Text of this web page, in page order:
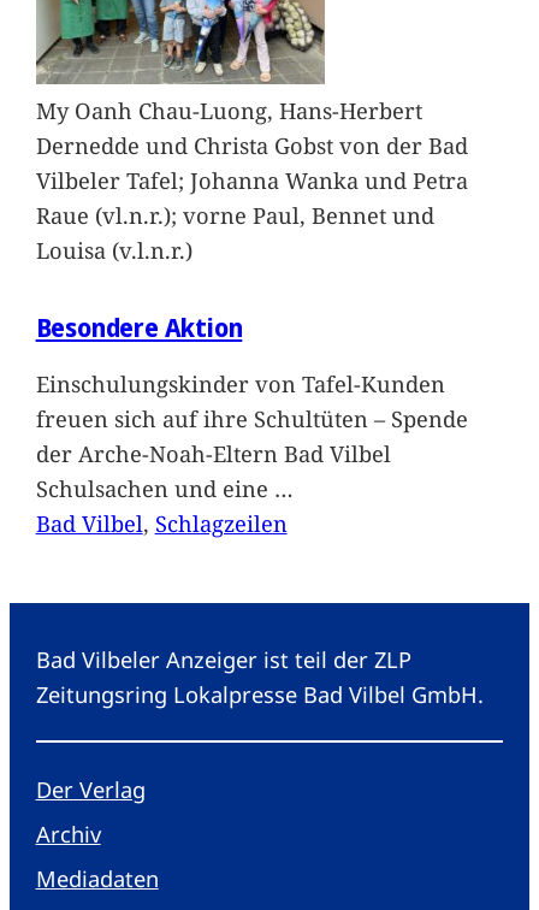
My Oanh Chau-Luong, Hans-Herbert
Dernedde und Christa Gobst von der Bad
Vilbeler Tafel; Johanna Wanka und Petra
Raue (vl.n.r.); vorne Paul, Bennet und
Louisa (v.l.n.r.)
Besondere Aktion
Einschulungskinder von Tafel-Kunden
freuen sich auf ihre Schultüten – Spende
der Arche-Noah-Eltern Bad Vilbel
Schulsachen und eine …
Bad Vilbel, Schlagzeilen
Bad Vilbeler Anzeiger ist teil der ZLP
Zeitungsring Lokalpresse Bad Vilbel GmbH.
Der Verlag
Archiv
Mediadaten